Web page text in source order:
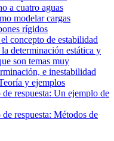
a cuatro aguas
modelar cargas
rígidos
concepto de estabilidad
determinación estática y
son temas muy
e inestabilidad
y ejemplos
respuesta: Un ejemplo de
respuesta: Métodos de